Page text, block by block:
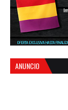
ANUNCIO